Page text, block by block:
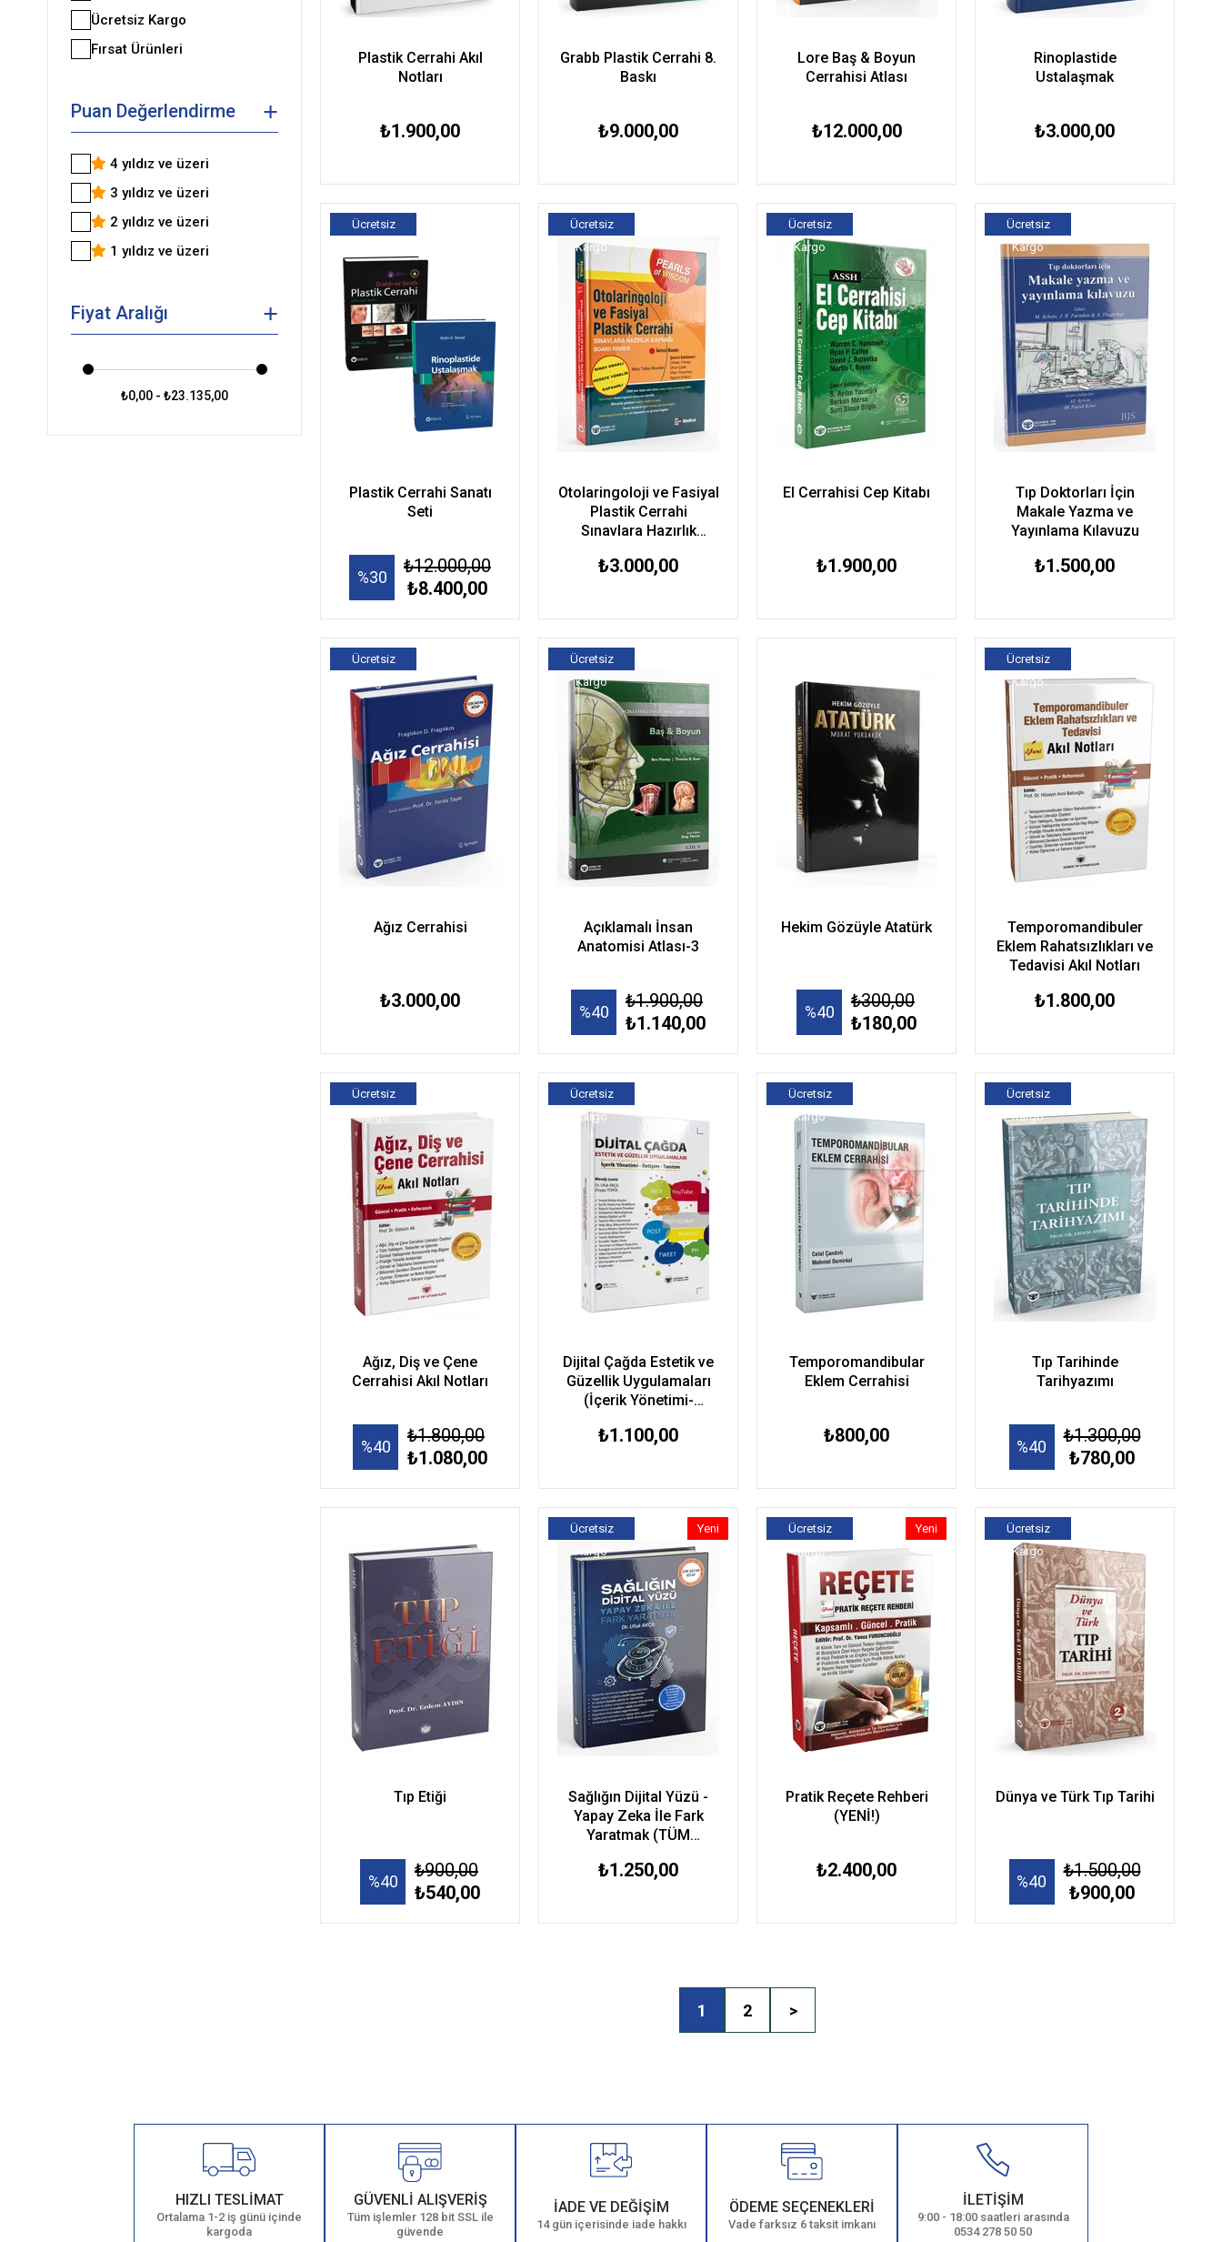
Ücretsiz Kargo
Fırsat Ürünleri
Puan Değerlendirme
4 yıldız ve üzeri
3 yıldız ve üzeri
2 yıldız ve üzeri
1 yıldız ve üzeri
Fiyat Aralığı
₺0,00 - ₺23.135,00
Plastik Cerrahi Akıl
Notları
₺1.900,00
Grabb Plastik Cerrahi 8.
Baskı
₺9.000,00
Lore Baş & Boyun
Cerrahisi Atlası
₺12.000,00
Rinoplastide
Ustalaşmak
₺3.000,00
Plastik Cerrahi Sanatı
Seti
%30
₺12.000,00
₺8.400,00
Ücretsiz
Otolaringoloji ve Fasiyal
Plastik Cerrahi
Sınavlara Hazırlık
₺3.000,00
Ücretsiz
Kargo
El Cerrahisi Cep Kitabı
₺1.900,00
Ücretsiz
Kargo
Tıp Doktorları İçin
Makale Yazma ve
Yayınlama Kılavuzu
₺1.500,00
Ücretsiz
Kargo
Ağız Cerrahisi
₺3.000,00
Ücretsiz
Kargo
Açıklamalı İnsan
Anatomisi Atlası-3
%40
₺1.900,00
₺1.140,00
Ücretsiz
Kargo
Hekim Gözüyle Atatürk
%40
₺300,00
₺180,00
Temporomandibuler
Eklem Rahatsızlıkları ve
Tedavisi Akıl Notları
₺1.800,00
Ücretsiz
Kargo
Ağız, Diş ve Çene
Cerrahisi Akıl Notları
%40
₺1.800,00
₺1.080,00
Ücretsiz
Kargo
Dijital Çağda Estetik ve
Güzellik Uygulamaları
(İçerik Yönetimi-
₺1.100,00
Ücretsiz
Kargo
Temporomandibular
Eklem Cerrahisi
₺800,00
Ücretsiz
Kargo
Tıp Tarihinde
Tarihyazımı
%40
₺1.300,00
₺780,00
Ücretsiz
Kargo
Tıp Etiği
%40
₺900,00
₺540,00
Sağlığın Dijital Yüzü -
Yapay Zeka İle Fark
Yaratmak (TÜM
SATAN KİTABI)
₺1.250,00
Ücretsiz
Kargo
Yeni
Ürün
Pratik Reçete Rehberi
(YENİ!)
₺2.400,00
Ücretsiz
Kargo
Yeni
Ürün
Dünya ve Türk Tıp Tarihi
%40
₺1.500,00
₺900,00
Ücretsiz
Kargo
1 2 >
HIZLI TESLİMAT
Ortalama 1-2 iş günü içinde
kargoda
GÜVENLİ ALIŞVERİŞ
Tüm işlemler 128 bit SSL ile
güvende
İADE VE DEĞİŞİM
14 gün içerisinde iade hakkı
ÖDEME SEÇENEKLERİ
Vade farksız 6 taksit imkanı
İLETİŞİM
9:00 - 18:00 saatleri arasında
0534 278 50 50